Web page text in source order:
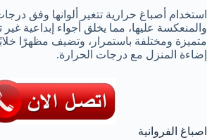
استخدام أصباغ حرارية تتغير ألوانها وفق
والمنعكسة عليها، مما يخلق أجواء إبداعية
متميزة ومختلفة باستمرار، وتضيف مظهرًا
إضاءة المنزل مع درجات الحرارة.
اصباغ الفروانية